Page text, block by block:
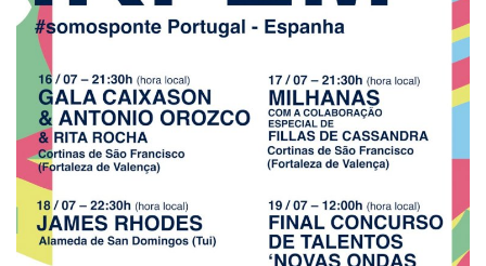
Estatuto Editorial
Saúde
Ficha técnica
Cultura
Lazer